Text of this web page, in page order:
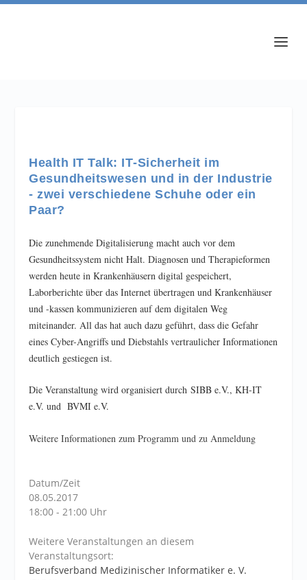
Health IT Talk: IT‐Sicherheit im
Gesundheitswesen und in der Industrie
‐ zwei verschiedene Schuhe oder ein
Paar?
Die zunehmende Digitalisierung macht auch vor dem
Gesundheitssystem nicht Halt. Diagnosen und Therapieformen
werden heute in Krankenhäusern digital gespeichert,
Laborberichte über das Internet übertragen und Krankenhäuser
und -kassen kommunizieren auf dem digitalen Weg
miteinander. All das hat auch dazu geführt, dass die Gefahr
eines Cyber-Angriffs und Diebstahls vertraulicher Informationen
deutlich gestiegen ist.
Die Veranstaltung wird organisiert durch SIBB e.V., KH-IT
e.V. und BVMI e.V.
Weitere Informationen zum Programm und zu Anmeldung
Datum/Zeit
08.05.2017
18:00 - 21:00 Uhr
Weitere Veranstaltungen an diesem
Veranstaltungsort:
Berufsverband Medizinischer Informatiker e. V.